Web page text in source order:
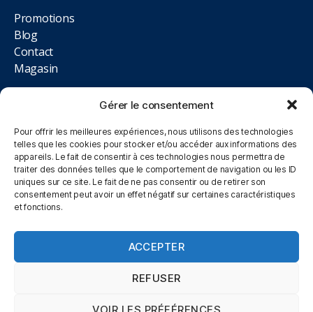
Gérer le consentement
Pour offrir les meilleures expériences, nous utilisons des technologies
telles que les cookies pour stocker et/ou accéder aux informations des
appareils. Le fait de consentir à ces technologies nous permettra de
traiter des données telles que le comportement de navigation ou les ID
uniques sur ce site. Le fait de ne pas consentir ou de retirer son
consentement peut avoir un effet négatif sur certaines caractéristiques
et fonctions.
ACCEPTER
REFUSER
VOIR LES PRÉFÉRENCES
Promotions
Blog
Contact
Magasin
NOUS TROUVER
12 rue des Magnolias, Lot. Aire des Moissons, 10410
Saint-Parres-aux-Tertres
09.84.02.33.93
Du Lundi au Samedi, 10h00 à 12h00 et 14h00 à 19h00